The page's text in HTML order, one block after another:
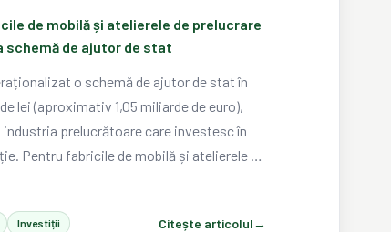
de mobilă și atelierele de prelucrare
schemă de ajutor de stat
o schemă de ajutor de stat în
lei (aproximativ 1,05 miliarde de euro),
prelucrătoare care investesc în
Pentru fabricile de mobilă și atelierele de
Investiții Citește articolul→